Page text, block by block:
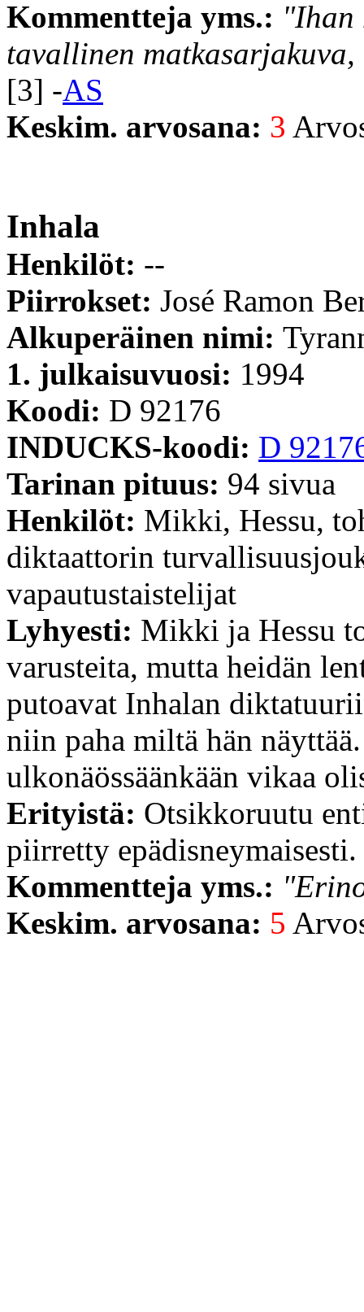
Kommentteja yms.: "Ihan
tavallinen
[3] -AS
Keskim. arvosana: 3
Inhala
Henkilöt: --
Piirrokset: José Ramon
Alkuperäinen nimi:
1. julkaisuvuosi: 1994
Koodi: D 92176
INDUCKS-koodi: D
Tarinan pituus: 94 sivua
Henkilöt: Mikki, Hessu,
diktaattorin
vapautustaistelijat
Lyhyesti: Mikki ja Hessu
varusteita, mutta heidän
putoavat Inhalan
niin paha miltä hän
ulkonäössäänkään vikaa
Erityistä: Otsikkoruutu
piirretty epädisneymaisesti.
Kommentteja yms.:
Keskim. arvosana: 5